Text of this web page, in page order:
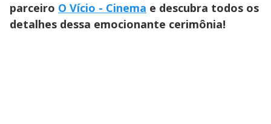
parceiro O Vício - Cinema e descubra todos os
detalhes dessa emocionante cerimônia!